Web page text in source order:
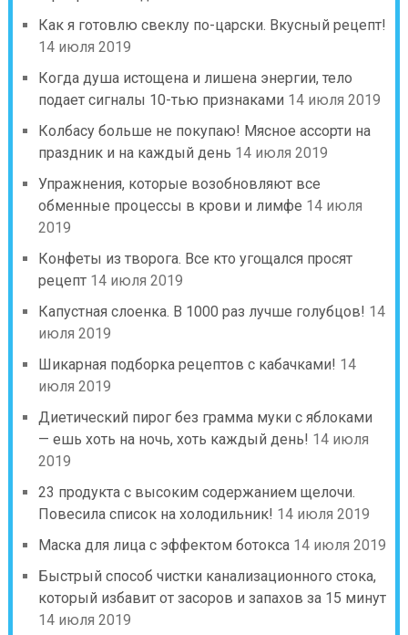
Как я готовлю свеклу по-царски. Вкусный рецепт!
14 июля 2019
Когда душа истощена и лишена энергии, тело
подает сигналы 10-тью признаками 14 июля 2019
Колбасу больше не покупаю! Мясное ассорти на
праздник и на каждый день 14 июля 2019
Упражнения, которые возобновляют все
обменные процессы в крови и лимфе 14 июля
2019
Конфеты из творога. Все кто угощался просят
рецепт 14 июля 2019
Капустная слоенка. В 1000 раз лучше голубцов! 14
июля 2019
Шикарная подборка рецептов с кабачками! 14
июля 2019
Диетический пирог без грамма муки с яблоками
— ешь хоть на ночь, хоть каждый день! 14 июля
2019
23 продукта с высоким содержанием щелочи.
Повесила список на холодильник! 14 июля 2019
Маска для лица с эффектом ботокса 14 июля 2019
Быстрый способ чистки канализационного стока,
который избавит от засоров и запахов за 15 минут
14 июля 2019